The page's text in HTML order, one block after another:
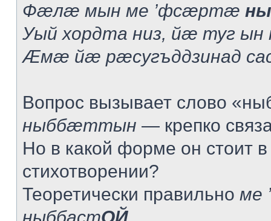
Фæлæ мын ме ’фсæртæ
Уый хордта низ, йæ туг ын
Æмæ йæ рæсугъддзинад
Вопрос вызывает слово
ныббæттын — крепко
Но в какой форме он стоит
стихотворении?
Теоретически правильно ме